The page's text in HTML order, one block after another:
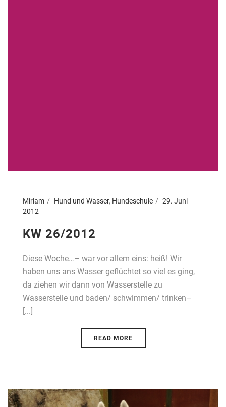
Miriam Hund und Wasser, Hundeschule
29. Juni
2012
KW 26/2012
Diese Woche…– war vor allem eins: heiß! Wir
haben uns ans Wasser geflüchtet so viel es ging,
da ziehen wir dann von Wasserstelle zu
Wasserstelle und baden/ schwimmen/ trinken–
[...]
READ MORE